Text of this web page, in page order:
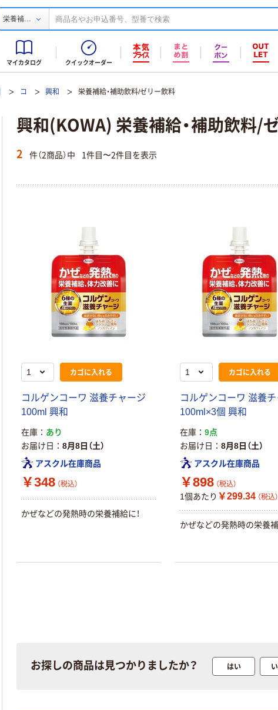
栄養補...
マイカタログ クイックオーダー
コ 興和 栄養補給・補助飲料/ゼリー飲料
興和(KOWA) 栄養補給・補助飲料/
2 件（2商品）中 1件目〜2件目を表示
カゴに入れる
コルゲンコーワ 滋養チャージ
100ml 興和
在庫
あり
お届け日
8月8日（土）
アスクル在庫商品
￥348 （税込）
かぜなどの発熱時の栄養補給に！
カゴに入れる
コルゲンコーワ 滋養
100ml×3個 興和
在庫
9点
お届け日
8月8日（土）
アスクル在庫商品
￥898 （税込）
1個あたり ￥299.34 （税込）
かぜなどの発熱時の栄養補
お探しの商品は見つかりましたか？ はい
オリジナル
ルチペーパー
スーパーエコノ
証
本気プライス
本気プライス
蛍光オプテック
定モデル) 蛍光
ペン ゼブラ
オリジナル